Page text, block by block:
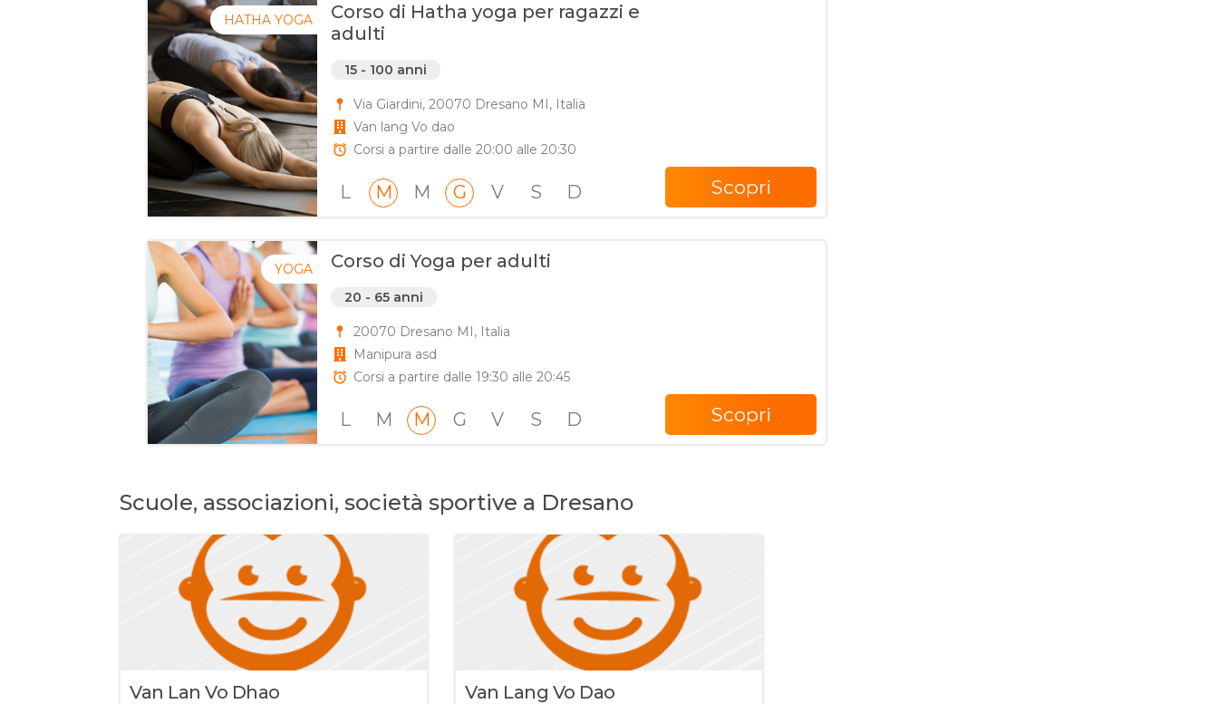
HATHA YOGA
Corso di Hatha yoga per ragazzi e
adulti
15 - 100 anni
Via Giardini, 20070 Dresano MI, Italia
Van lang Vo dao
Corsi a partire dalle 20:00 alle 20:30
L M M G V S D Scopri
YOGA Corso di Yoga per adulti
20 - 65 anni
20070 Dresano MI, Italia
Manipura asd
Corsi a partire dalle 19:30 alle 20:45
L M M G V S D Scopri
Scuole, associazioni, società sportive a Dresano
Van Lan Vo Dhao Van Lang Vo Dao